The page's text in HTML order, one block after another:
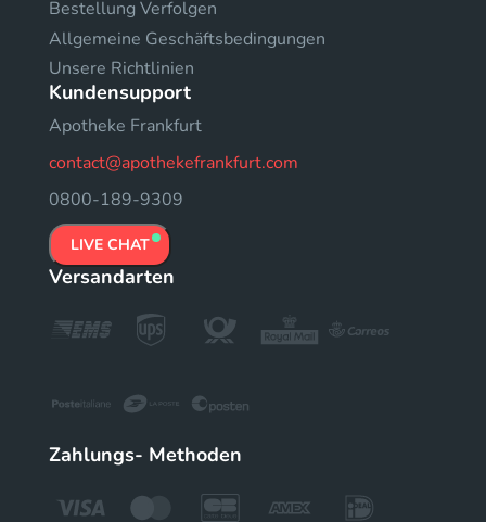
Bestellung Verfolgen
Allgemeine Geschäftsbedingungen
Unsere Richtlinien
Kundensupport
Apotheke Frankfurt
contact@apothekefrankfurt.com
0800-189-9309
LIVE CHAT
Versandarten
Zahlungs- Methoden